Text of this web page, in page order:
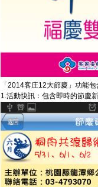
「2014客庄12大節慶」功能包
1.活動快訊：包含即時的節慶